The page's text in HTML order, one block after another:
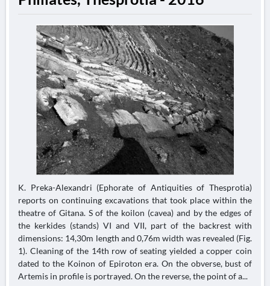
K. Preka-Alexandri (Ephorate of Antiquities of Thesprotia)
reports on continuing excavations that took place within the
theatre of Gitana. S of the koilon (cavea) and by the edges of
the kerkides (stands) VI and VII, part of the backrest with
dimensions: 14,30m length and 0,76m width was revealed (Fig.
1). Cleaning of the 14th row of seating yielded a copper coin
dated to the Koinon of Epiroton era. On the obverse, bust of
Artemis in profile is portrayed. On the reverse, the point of a...